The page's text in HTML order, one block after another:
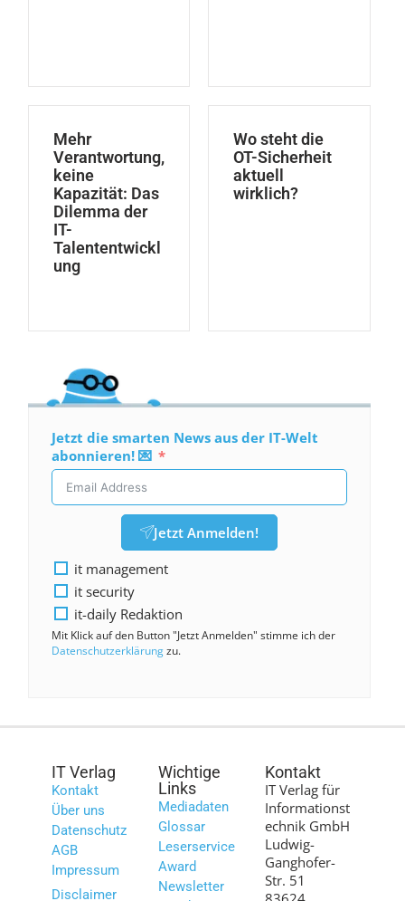
Mehr
Verantwortung,
keine
Kapazität: Das
Dilemma der
IT-
Talententwickl
ung
Wo steht die
OT-Sicherheit
aktuell
wirklich?
Jetzt die smarten News aus der IT-Welt
abonnieren! 💌
Jetzt Anmelden!
it management
it security
it-daily Redaktion
Mit Klick auf den Button "Jetzt Anmelden" stimme ich der
Datenschutzerklärungzu.
IT Verlag
Kontakt
Über uns
Datenschutz
AGB
Impressum
Disclaimer
Wichtige
Links
Mediadaten
Glossar
Leserservice
Award
Newsletter
Kontakt
IT Verlag für
Informationst
echnik GmbH
Ludwig-
Ganghofer-
Str. 51